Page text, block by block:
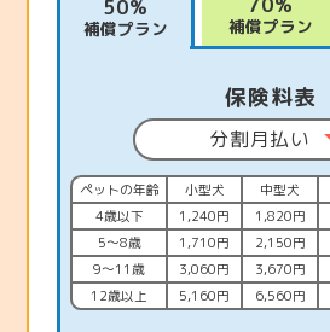
50%
補償プラン 補償プラン
保険料表
分割月払い
ペットの年齢 小型犬 中型犬
4歳以下
1,240円 1,820円
5〜8歳
1,710円 2,150円
9〜11歳
3,060円 3,670円
12歳以上
5,160円 6,560円